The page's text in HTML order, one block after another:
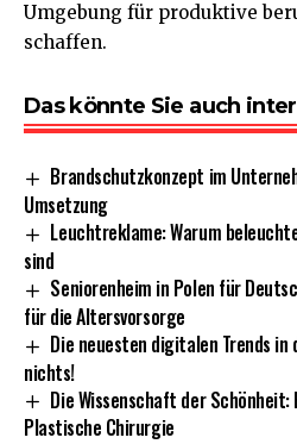
Umgebung für produktive
schaffen.
Das könnte Sie auch
Brandschutzkonzept im
Umsetzung
Leuchtreklame: Warum
sind
Seniorenheim in Polen für
für die Altersvorsorge
Die neuesten digitalen Trends in
nichts!
Die Wissenschaft der
Plastische Chirurgie